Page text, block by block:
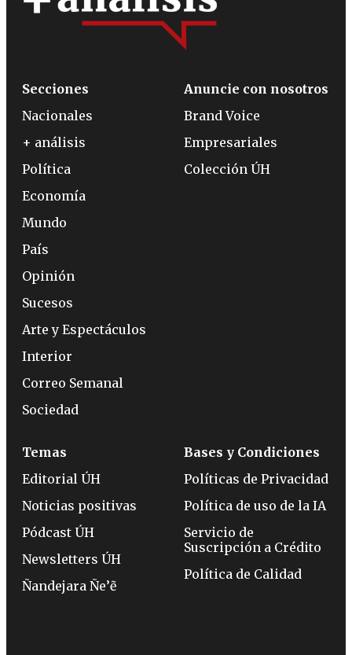
Secciones
Nacionales
+ análisis
Política
Economía
Mundo
País
Opinión
Sucesos
Arte y Espectáculos
Interior
Correo Semanal
Sociedad
Anuncie con nosotros
Brand Voice
Empresariales
Colección ÚH
Temas
Editorial ÚH
Noticias positivas
Pódcast ÚH
Newsletters ÚH
Ñandejara Ñe’ẽ
Bases y Condiciones
Políticas de Privacidad
Política de uso de la IA
Servicio de
Suscripción a Crédito
Política de Calidad